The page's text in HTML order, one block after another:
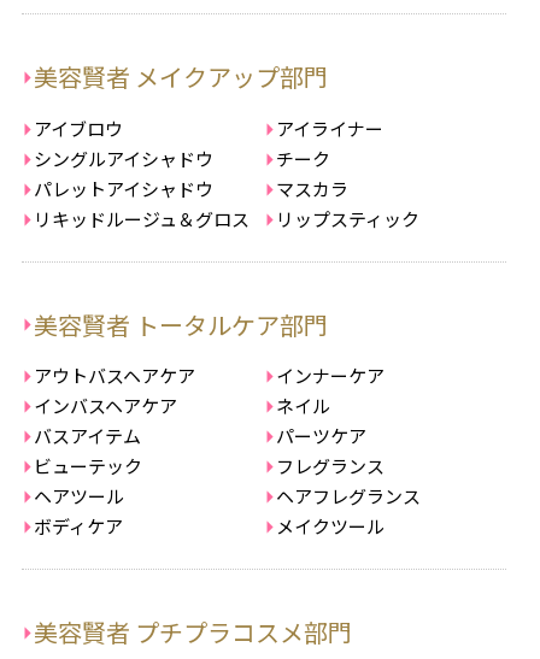
美容賢者 メイクアップ部門
アイブロウ
アイライナー
シングルアイシャドウ
チーク
パレットアイシャドウ
マスカラ
リキッドルージュ＆グロス
リップスティック
美容賢者 トータルケア部門
アウトバスヘアケア
インナーケア
インバスヘアケア
ネイル
バスアイテム
パーツケア
ビューテック
フレグランス
ヘアツール
ヘアフレグランス
ボディケア
メイクツール
美容賢者 プチプラコスメ部門